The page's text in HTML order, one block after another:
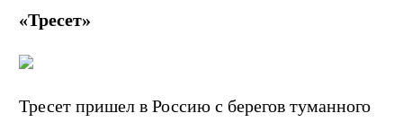
«Тресет»
Тресет пришел в Россию с берегов туманного